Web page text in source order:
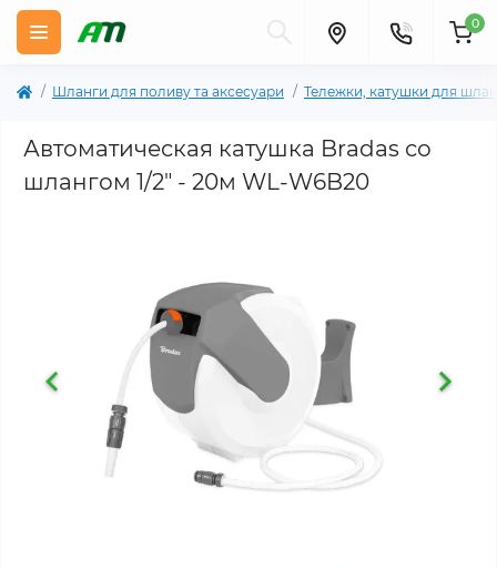
0
Шланги для поливу та аксесуари Тележки, катушки для
Автоматическая катушка Bradas со
шлангом 1/2" - 20м WL-W6B20